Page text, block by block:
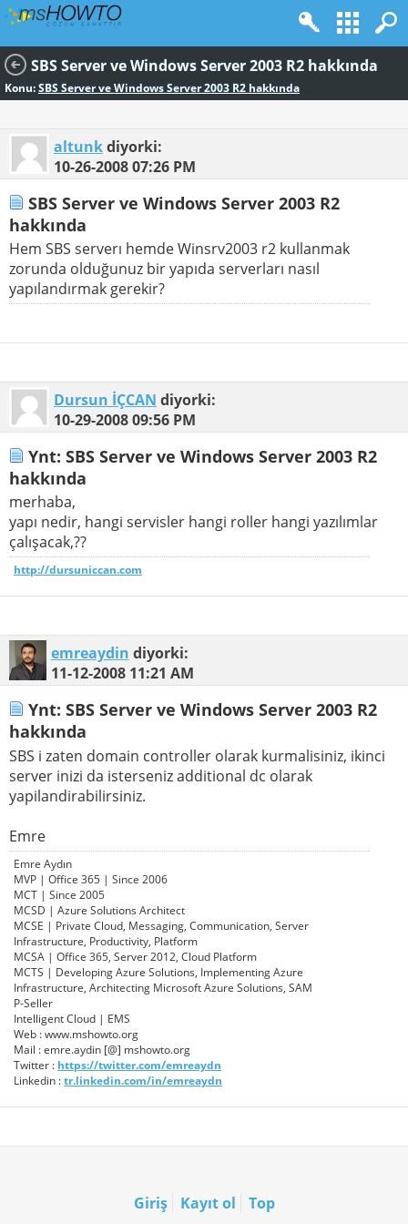
SBS Server ve Windows Server 2003 R2 hakkında
Konu:SBS Server ve Windows Server 2003 R2 hakkında
altunkdiyorki:
10-26-200807:26 PM
SBS Server ve Windows Server 2003 R2
hakkında
Hem SBS serverı hemde Winsrv2003 r2 kullanmak
zorunda olduğunuz bir yapıda serverları nasıl
yapılandırmak gerekir?
Dursun İÇCAN diyorki:
10-29-200809:56 PM
Ynt: SBS Server ve Windows Server 2003 R2
hakkında
merhaba,
yapı nedir, hangi servisler hangi roller hangi yazılımlar
çalışacak,??
http://dursuniccan.com
emreaydin diyorki:
11-12-2008 11:21 AM
Ynt: SBS Server ve Windows Server 2003 R2
hakkında
SBS i zaten domain controller olarak kurmalisiniz, ikinci
server inizi da isterseniz additional dc olarak
yapilandirabilirsiniz.
Emre
Emre Aydın
MVP | Office 365 | Since 2006
MCT | Since 2005
MCSD | Azure Solutions Architect
MCSE | Private Cloud, Messaging, Communication, Server
Infrastructure, Productivity, Platform
MCSA | Office 365, Server 2012, Cloud Platform
MCTS | Developing Azure Solutions, Implementing Azure
Infrastructure, Architecting Microsoft Azure Solutions, SAM
P-Seller
Intelligent Cloud | EMS
Web : www.mshowto.org
Mail : emre.aydin [@] mshowto.org
Twitter : https://twitter.com/emreaydn
Linkedin :tr.linkedin.com/in/emreaydn
Giriş Kayıt ol Top